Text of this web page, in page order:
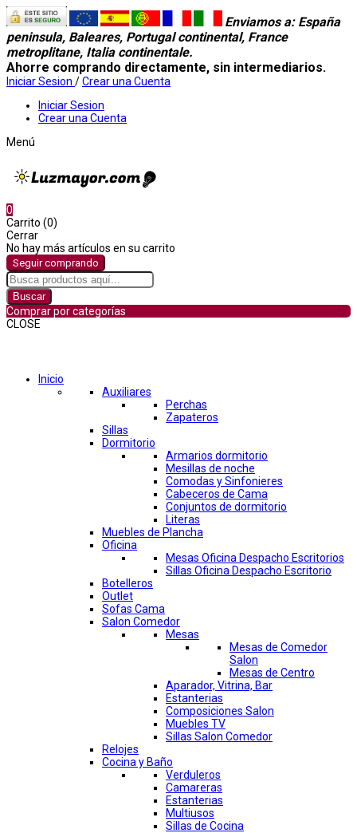
Enviamos a: España
peninsula, Baleares, Portugal continental, France
metroplitane, Italia continentale.
Ahorre comprando directamente, sin intermediarios.
Iniciar Sesion /Crear una Cuenta
Iniciar Sesion
Crear una Cuenta
Menú
0
Carrito (0)
Cerrar
No hay más artículos en su carrito
Seguir comprando
Buscar
Comprar por categorías
CLOSE
Inicio
Auxiliares
Perchas
Zapateros
Sillas
Dormitorio
Armarios dormitorio
Mesillas de noche
Comodas y Sinfonieres
Cabeceros de Cama
Conjuntos de dormitorio
Literas
Muebles de Plancha
Oficina
Mesas Oficina Despacho Escritorios
Sillas Oficina Despacho Escritorio
Botelleros
Outlet
Sofas Cama
Salon Comedor
Mesas
Mesas de Comedor
Salon
Mesas de Centro
Aparador, Vitrina, Bar
Estanterias
Composiciones Salon
Muebles TV
Sillas Salon Comedor
Relojes
Cocina y Baño
Verduleros
Camareras
Estanterias
Multiusos
Sillas de Cocina